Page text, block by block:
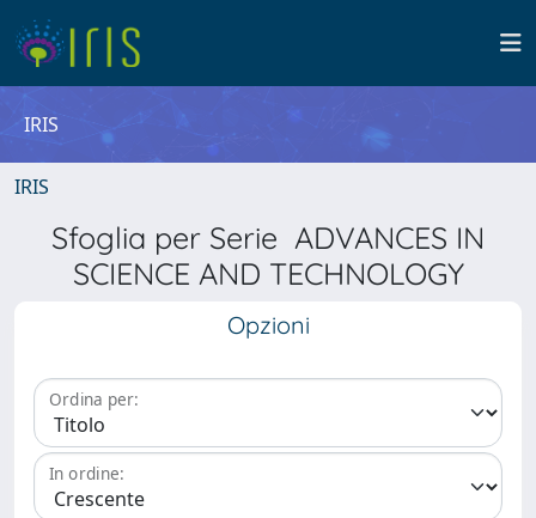
IRIS
IRIS
Sfoglia per Serie ADVANCES IN
SCIENCE AND TECHNOLOGY
Opzioni
Ordina per:
In ordine: